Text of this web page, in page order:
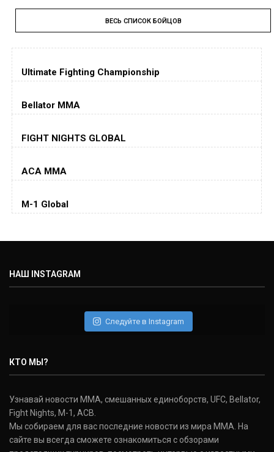
Тайрон Вудли
Tyron Woodley
(19-5-1, 0)
Дастин Порье
(26-6-0, 1)
Jorge Masvidal
Колби Ковингтон
Дэниель Кормье
(22-2-0, 1)
Donald Cerrone
(36-15-0, 1)
Исраэль Адесанья
ВЕСЬ СПИСОК БОЙЦОВ
Ultimate Fighting Championship
Bellator MMA
FIGHT NIGHTS GLOBAL
ACA MMA
M-1 Global
НАШ INSTAGRAM
Следуйте в Instagram
КТО МЫ?
Узнавай новости ММА, смешанных единоборств, UFC, Bellator,
Fight Nights, M-1, ACB.
Мы собираем для вас последние новости из мира ММА. На
сайте вы всегда сможете ознакомиться с обзорами